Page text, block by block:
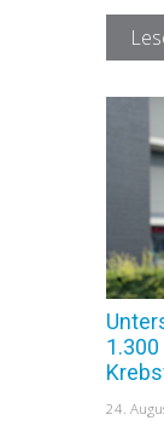
24.